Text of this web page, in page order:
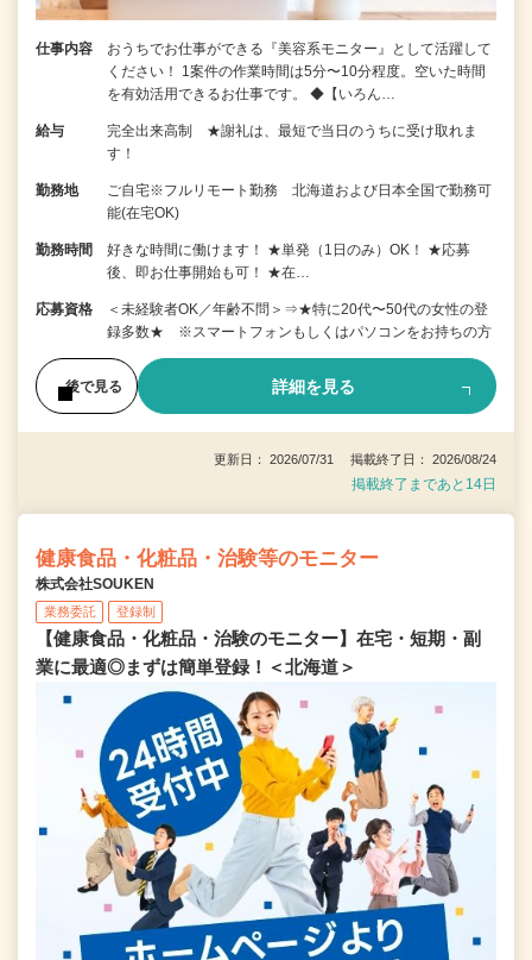
仕事内容
おうちでお仕事ができる『美容系モニター』として活躍して
ください！ 1案件の作業時間は5分〜10分程度。空いた時間
を有効活用できるお仕事です。 ◆【いろん…
給与
完全出来高制 ★謝礼は、最短で当日のうちに受け取れま
す！
勤務地
ご自宅※フルリモート勤務 北海道および日本全国で勤務可
能(在宅OK)
勤務時間
好きな時間に働けます！ ★単発（1日のみ）OK！ ★応募
後、即お仕事開始も可！ ★在…
応募資格
＜未経験者OK／年齢不問＞⇒★特に20代〜50代の女性の登
録多数★ ※スマートフォンもしくはパソコンをお持ちの方
後で見る 詳細を見る
更新日： 2026/07/31 掲載終了日： 2026/08/24
掲載終了まであと14日
健康食品・化粧品・治験等のモニター
株式会社SOUKEN
業務委託 登録制
【健康食品・化粧品・治験のモニター】在宅・短期・副
業に最適◎まずは簡単登録！＜北海道＞